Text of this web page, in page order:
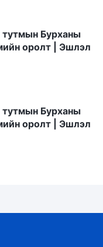
Бурханы
оролт | Эшлэл
Бурханы
оролт | Эшлэл